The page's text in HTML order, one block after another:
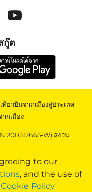
to our
, and the use of
Cookie Policy
กู๊ต
เที่ยวบินจากเมืองสู่ประเทศ |
ากเมือง
200312665-W) สงวน